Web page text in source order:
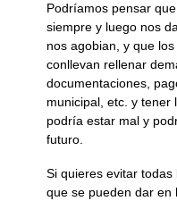
Podríamos pensar
siempre y luego nos
nos agobian, y que
conllevan rellenar
documentaciones,
municipal, etc. y tener
podría estar mal y
futuro.
Si quieres evitar
que se pueden dar en